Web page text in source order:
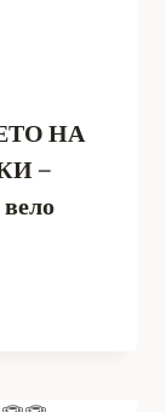
НА
–